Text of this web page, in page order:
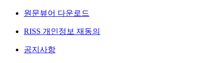
원문뷰어 다운로드
RISS 개인정보 재동의
공지사항